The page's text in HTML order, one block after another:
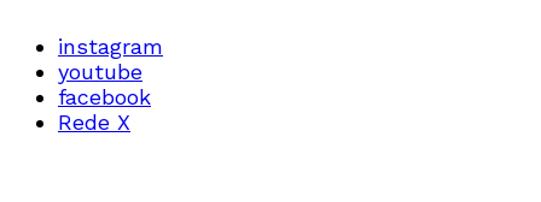
instagram
youtube
facebook
Rede X